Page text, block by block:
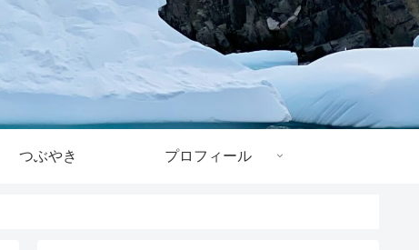
つぶやき プロフィール